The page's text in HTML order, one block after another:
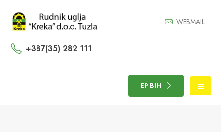
WEBMAIL
+387(35) 282 111
EP BIH